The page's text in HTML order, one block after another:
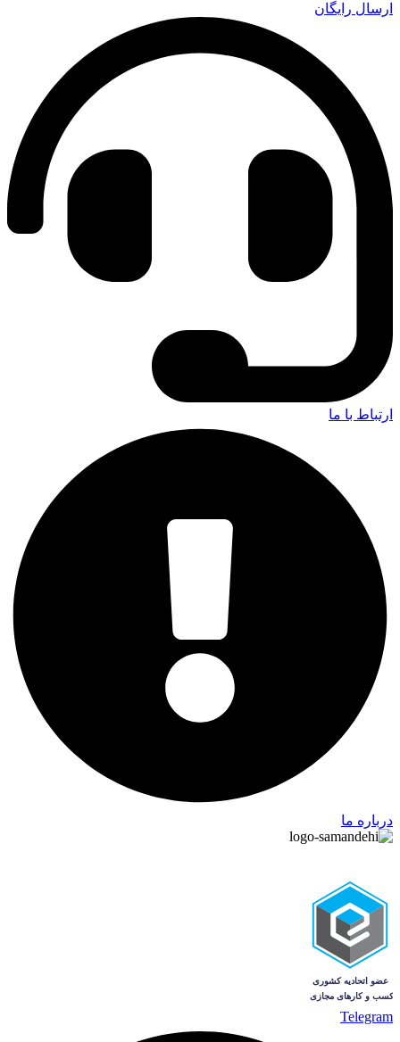
ارسال رایگان
ارتباط با ما
درباره ما
Telegram